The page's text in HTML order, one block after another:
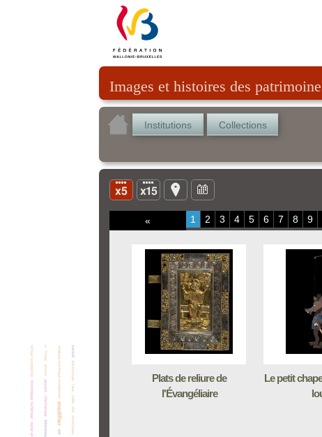
Images et histoires des
Institutions Collections
« 1 2 3 4 5 6 7 8 9
Plats de reliure de
l'Évangéliaire
Le petit